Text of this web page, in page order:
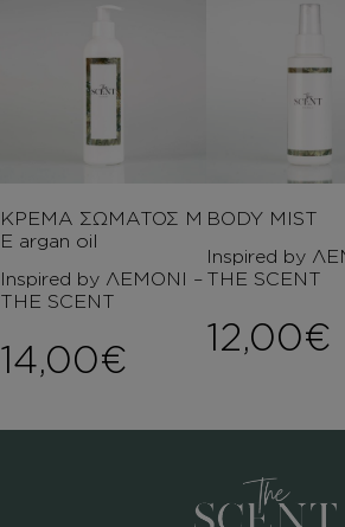
ΚΡΕΜΑ ΣΩΜΑΤΟΣ Μ
Ε argan oil
Inspired by ΛΕΜΟΝΙ –
THE SCENT
14,00€
BODY MIST
Inspired by
THE SCENT
12,00€